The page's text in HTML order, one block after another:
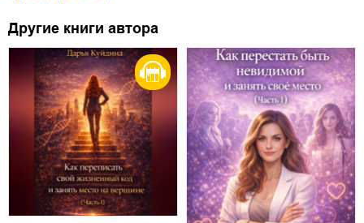
Другие книги автора